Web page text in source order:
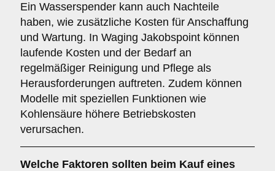
Ein Wasserspender kann auch Nachteile
haben, wie zusätzliche Kosten für Anschaffung
und Wartung. In Waging Jakobspoint können
laufende Kosten und der Bedarf an
regelmäßiger Reinigung und Pflege als
Herausforderungen auftreten. Zudem können
Modelle mit speziellen Funktionen wie
Kohlensäure höhere Betriebskosten
verursachen.
Welche Faktoren sollten beim Kauf eines